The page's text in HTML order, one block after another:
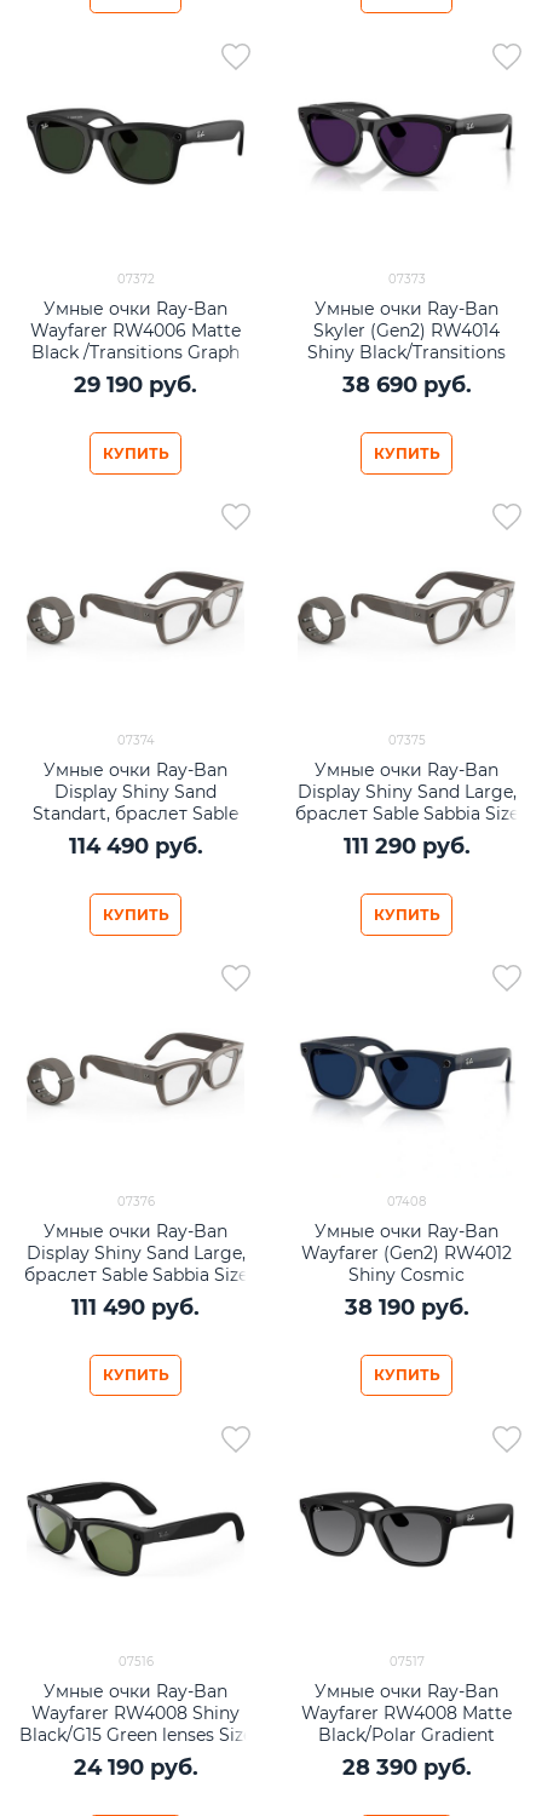
07372
Умные очки Ray-Ban
Wayfarer RW4006 Matte
Black /Transitions Graph
Green lenses Size M
(50mm)
29 190 руб.
КУПИТЬ
07373
Умные очки Ray-Ban
Skyler (Gen2) RW4014
Shiny Black/Transitions
Amethyst lenses Size M
(52mm)
38 690 руб.
КУПИТЬ
07374
Умные очки Ray-Ban
Display Shiny Sand
Standart, браслет Sable
Sabbia Size 3
114 490 руб.
КУПИТЬ
07375
Умные очки Ray-Ban
Display Shiny Sand Large,
браслет Sable Sabbia Size
2
111 290 руб.
КУПИТЬ
07376
Умные очки Ray-Ban
Display Shiny Sand Large,
браслет Sable Sabbia Size
3
111 490 руб.
КУПИТЬ
07408
Умные очки Ray-Ban
Wayfarer (Gen2) RW4012
Shiny Cosmic
Blue/Transitions Sapphire
lenses Size M (50mm)
38 190 руб.
КУПИТЬ
07516
Умные очки Ray-Ban
Wayfarer RW4008 Shiny
Black/G15 Green lenses Size
L (53mm)
24 190 руб.
07517
Умные очки Ray-Ban
Wayfarer RW4008 Matte
Black/Polar Gradient
Graphite lenses Size L
(53mm)
28 390 руб.